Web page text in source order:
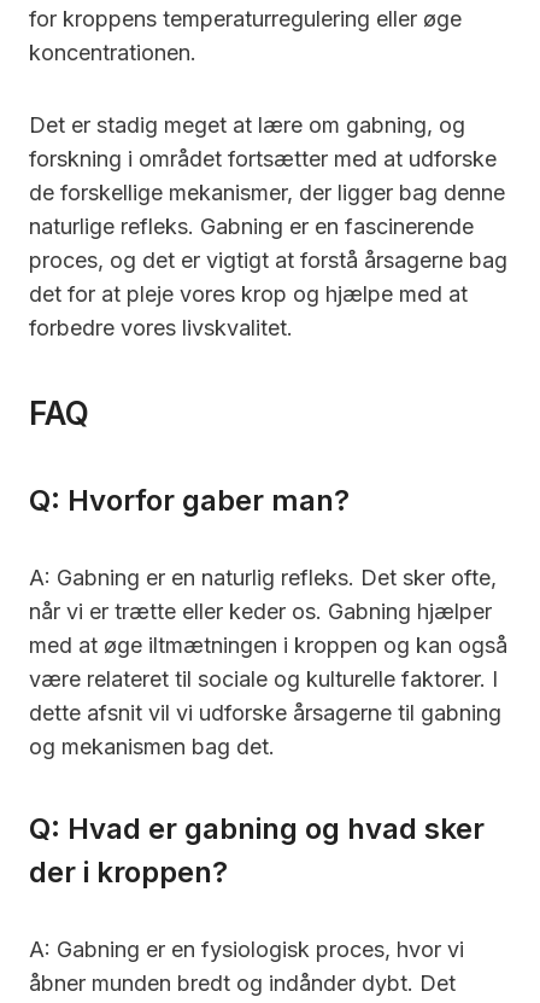
for kroppens temperaturregulering eller øge
koncentrationen.
Det er stadig meget at lære om gabning, og
forskning i området fortsætter med at udforske
de forskellige mekanismer, der ligger bag denne
naturlige refleks. Gabning er en fascinerende
proces, og det er vigtigt at forstå årsagerne bag
det for at pleje vores krop og hjælpe med at
forbedre vores livskvalitet.
FAQ
Q: Hvorfor gaber man?
A: Gabning er en naturlig refleks. Det sker ofte,
når vi er trætte eller keder os. Gabning hjælper
med at øge iltmætningen i kroppen og kan også
være relateret til sociale og kulturelle faktorer. I
dette afsnit vil vi udforske årsagerne til gabning
og mekanismen bag det.
Q: Hvad er gabning og hvad sker
der i kroppen?
A: Gabning er en fysiologisk proces, hvor vi
åbner munden bredt og indånder dybt. Det